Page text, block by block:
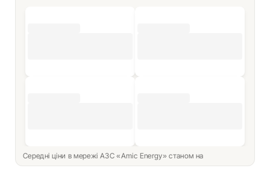
Середні ціни в мережі АЗС «Amic Energy» станом на